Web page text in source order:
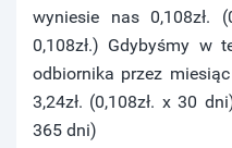
wyniesie nas 0,108zł.
0,108zł.) Gdybyśmy w
odbiornika przez
3,24zł. (0,108zł. x 30
365 dni)